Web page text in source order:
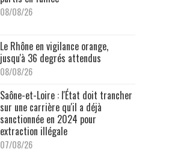
08/08/26
Le Rhône en vigilance orange,
jusqu'à 36 degrés attendus
08/08/26
Saône-et-Loire : l'État doit trancher
sur une carrière qu'il a déjà
sanctionnée en 2024 pour
extraction illégale
07/08/26